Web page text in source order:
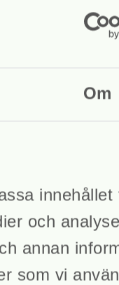
Om
innehållet
och
annan
som vi
om
genom att den
var cirka 13